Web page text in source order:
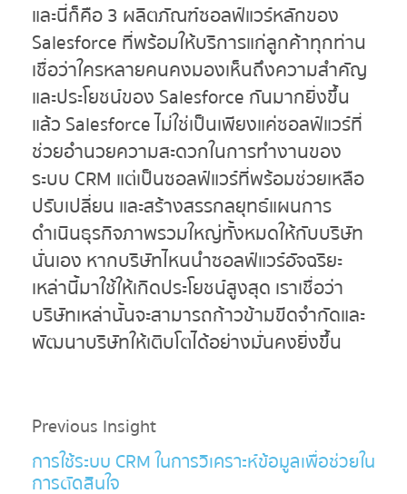
และนี่ก็คือ 3 ผลิตภัณฑ์ซอลฟ์แวร์หลักของ
Salesforce ที่พร้อมให้บริการแก่ลูกค้าทุกท่าน
เชื่อว่าใครหลายคนคงมองเห็นถึงความสำคัญ
และประโยชน์ของ Salesforce กันมากยิ่งขึ้น
แล้ว Salesforce ไม่ใช่เป็นเพียงแค่ซอลฟ์แวร์ที่
ช่วยอำนวยความสะดวกในการทำงานของ
ระบบ CRM แต่เป็นซอลฟ์แวร์ที่พร้อมช่วยเหลือ
ปรับเปลี่ยน และสร้างสรรกลยุทธ์แผนการ
ดำเนินธุรกิจภาพรวมใหญ่ทั้งหมดให้กับบริษัท
นั่นเอง หากบริษัทไหนนำซอลฟ์แวร์อัจฉริยะ
เหล่านี้มาใช้ให้เกิดประโยชน์สูงสุด เราเชื่อว่า
บริษัทเหล่านั้นจะสามารถก้าวข้ามขีดจำกัดและ
พัฒนาบริษัทให้เติบโตได้อย่างมั่นคงยิ่งขึ้น
Previous Insight
การใช้ระบบ CRM ในการวิเคราะห์ข้อมูลเพื่อช่วยใน
การตัดสินใจ